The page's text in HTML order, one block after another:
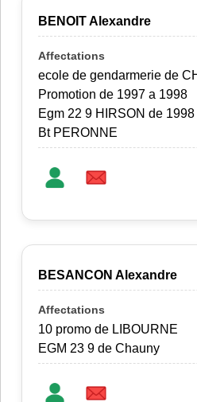
BENOIT Alexandre
ecole de gendarmerie de
Promotion de 1997 a 1998
Egm 22 9 HIRSON de
Bt PERONNE
BESANCON Alexandre
10 promo de LIBOURNE
EGM 23 9 de Chauny